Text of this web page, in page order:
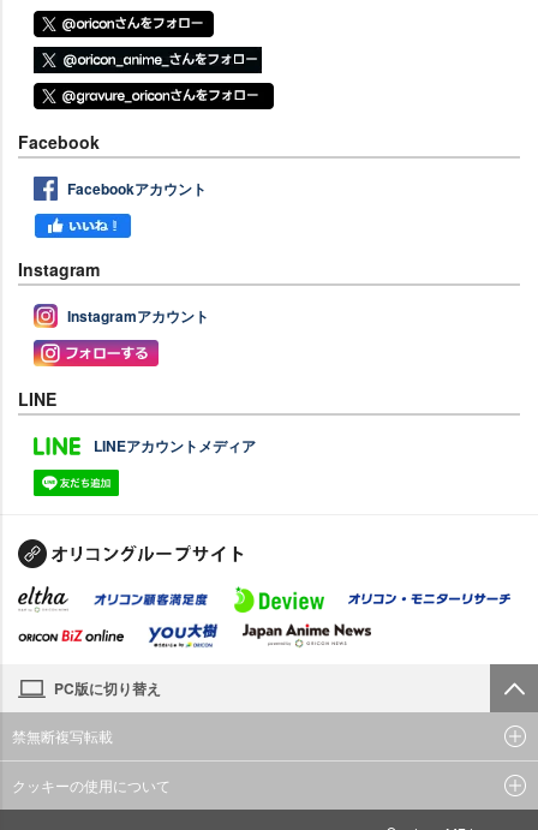
Facebook
Facebookアカウント
Instagram
Instagramアカウント
LINE
LINEアカウントメディア
PC版に切り替え
禁無断複写転載
クッキーの使用について